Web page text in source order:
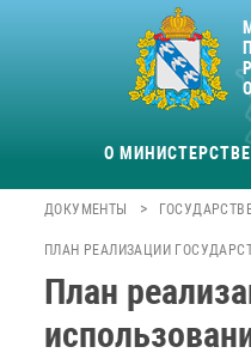
О МИНИСТЕРСТВЕ
ДОКУМЕНТЫ >
ПЛАН РЕАЛИЗАЦИИ
План